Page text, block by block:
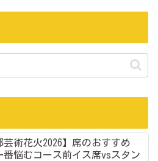
芸術花火2026】席のおすすめ
番悩むコース前イス席vsスタン